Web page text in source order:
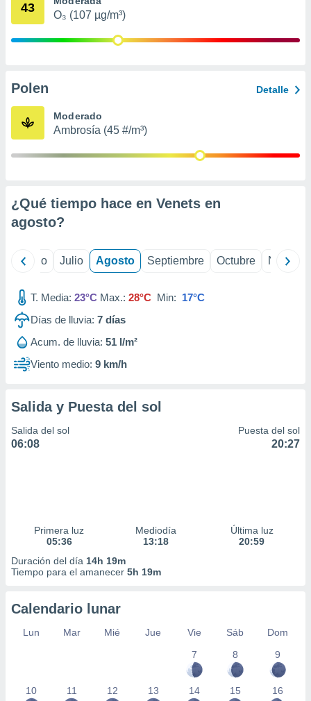
publicidad
de
1199
43
O₃ (107 µg/m³)
Polen Detalle
Moderado
Ambrosía (45 #/m³)
¿Qué tiempo hace en Venets en
agosto?
Junio Julio Agosto Septiembre Octubre
T. Media: 23°C Max.: 28°C Min: 17°C
Días de lluvia: 7 días
Acum. de lluvia: 51 l/m²
Viento medio: 9 km/h
Salida y Puesta del sol
Salida del sol
06:08
Puesta del sol
20:27
Primera luz
05:36
Mediodía
13:18
Última luz
20:59
Duración del día 14h 19m
Tiempo para el amanecer 5h 19m
Calendario lunar
Lun Mar Mié Jue Vie Sáb
Dom
7
8 9
10 11 12 13 14 15 16